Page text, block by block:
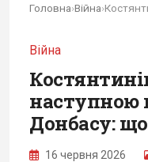
Головна›Війна›
Війна
наступною
Донбасу:
16 червня 2026